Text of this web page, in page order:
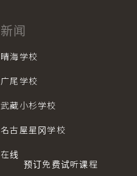
新闻
晴海学校
广尾学校
武藏小杉学校
名古屋星冈学校
在线
预订免费试听课程